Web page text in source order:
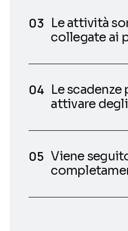
Le attività
collegate ai
Le
attivare
Viene